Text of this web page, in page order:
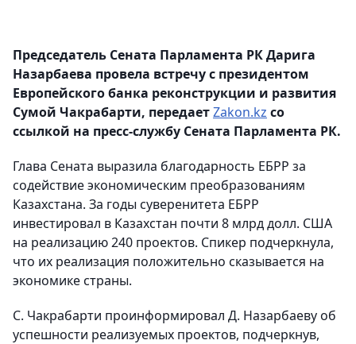
Председатель Сената Парламента РК Дарига
Назарбаева провела встречу с президентом
Европейского банка реконструкции и развития
Сумой Чакрабарти, передаетZakon.kz со
ссылкой на пресс-службу Сената Парламента РК.
Глава Сената выразила благодарность ЕБРР за
содействие экономическим преобразованиям
Казахстана. За годы суверенитета ЕБРР
инвестировал в Казахстан почти 8 млрд долл. США
на реализацию 240 проектов. Спикер подчеркнула,
что их реализация положительно сказывается на
экономике страны.
С. Чакрабарти проинформировал Д. Назарбаеву об
успешности реализуемых проектов, подчеркнув,